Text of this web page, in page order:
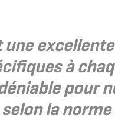
à
pour
la norme